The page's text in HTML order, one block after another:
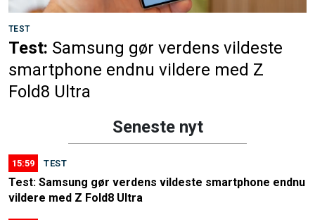
TEST
Test: Samsung gør verdens vildeste
smartphone endnu vildere med Z
Fold8 Ultra
Seneste nyt
15:59 TEST
Test: Samsung gør verdens vildeste smartphone endnu
vildere med Z Fold8 Ultra